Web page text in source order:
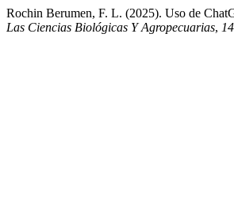
Rochin Berumen, F. L. (2025). Uso de
Las Ciencias Biológicas Y Agropecuarias, 14